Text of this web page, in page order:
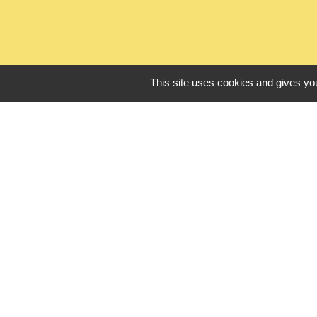
This site uses cookies and gives